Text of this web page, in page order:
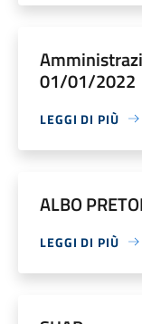
01/01/2022
LEGGI DI PIÙ
ALBO
LEGGI DI PIÙ